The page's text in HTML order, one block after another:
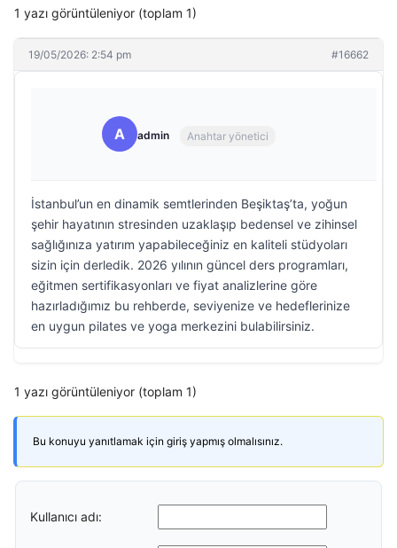
1 yazı görüntüleniyor (toplam 1)
19/05/2026: 2:54 pm #16662
A admin Anahtar yönetici
İstanbul’un en dinamik semtlerinden Beşiktaş’ta, yoğun
şehir hayatının stresinden uzaklaşıp bedensel ve zihinsel
sağlığınıza yatırım yapabileceğiniz en kaliteli stüdyoları
sizin için derledik. 2026 yılının güncel ders programları,
eğitmen sertifikasyonları ve fiyat analizlerine göre
hazırladığımız bu rehberde, seviyenize ve hedeflerinize
en uygun pilates ve yoga merkezini bulabilirsiniz.
1 yazı görüntüleniyor (toplam 1)
Bu konuyu yanıtlamak için giriş yapmış olmalısınız.
Kullanıcı adı: